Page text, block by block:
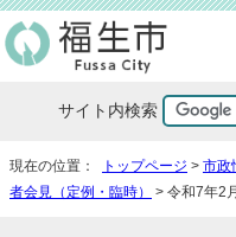
サイト内検索
現在の位置： トップページ > 市政
者会見（定例・臨時）
> 令和7年2